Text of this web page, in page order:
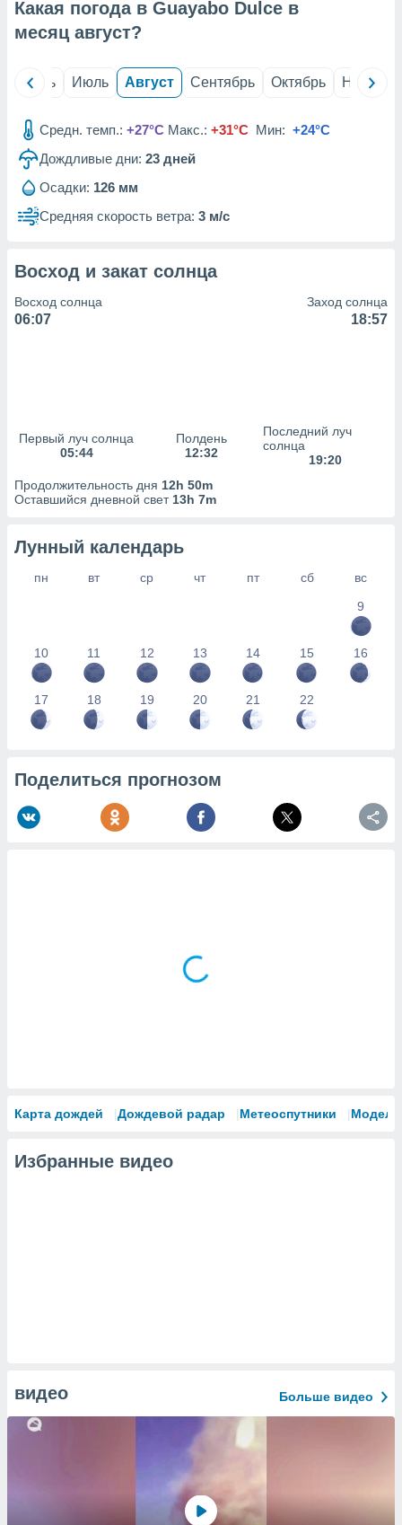
из
данных
1199
Какая погода в Guayabo Dulce в
месяц август?
Июнь Июль Август Сентябрь Октябрь Ноябрь
Средн. темп.: +27°C Макс.: +31°C Мин: +24°C
Дождливые дни: 23 дней
Осадки: 126 мм
Средняя скорость ветра: 3 м/с
Восход и закат солнца
Восход солнца
06:07
Заход солнца
18:57
Первый луч солнца
05:44
Полдень
12:32
Последний луч
солнца
19:20
Продолжительность дня 12h 50m
Оставшийся дневной свет 13h 7m
Лунный календарь
пн вт ср чт пт сб
вс
9
10 11 12 13 14 15 16
17 18 19 20 21 22
Поделиться прогнозом
Карта дождей Дождевой радар Метеоспутники Модели
Избранные видео
видео Больше видео